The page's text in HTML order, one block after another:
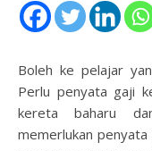
Boleh ke pelajar yang tidak bekerja beli kereta baharu?
Perlu penyata gaji
kereta baharu
memerlukan penyata